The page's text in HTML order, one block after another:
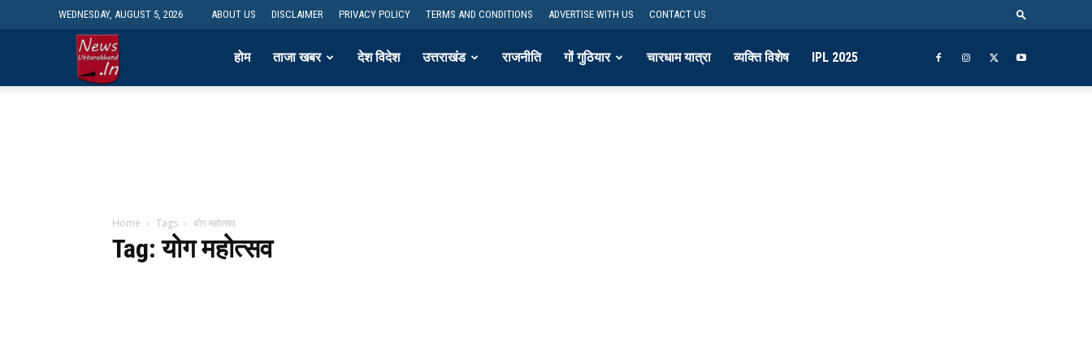
WEDNESDAY, AUGUST 5, 2026 ABOUT US DISCLAIMER PRIVACY POLICY TERMS AND CONDITIONS ADVERTISE WITH US CONTACT US
होम ताजा खबर देश विदेश उत्तराखंड राजनीति गों गुठियार चारधाम यात्रा व्यक्ति विशेष IPL 2025
Home Tags योग महोत्सव
Tag: योग महोत्सव